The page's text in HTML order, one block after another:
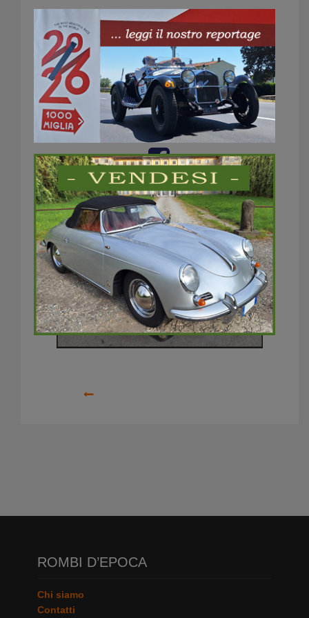
SALVARUOTE
360×300
ROMBI D’EPOCA
Chi siamo
Contatti